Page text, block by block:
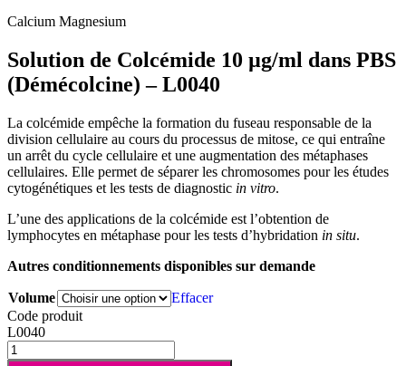
Calcium Magnesium
Solution de Colcémide 10 µg/ml dans PBS
(Démécolcine) – L0040
La colcémide empêche la formation du fuseau responsable de la
division cellulaire au cours du processus de mitose, ce qui entraîne
un arrêt du cycle cellulaire et une augmentation des métaphases
cellulaires. Elle permet de séparer les chromosomes pour les études
cytogénétiques et les tests de diagnostic in vitro.
L’une des applications de la colcémide est l’obtention de
lymphocytes en métaphase pour les tests d’hybridation in situ.
Autres conditionnements disponibles sur demande
Volume
Effacer
Code produit
L0040